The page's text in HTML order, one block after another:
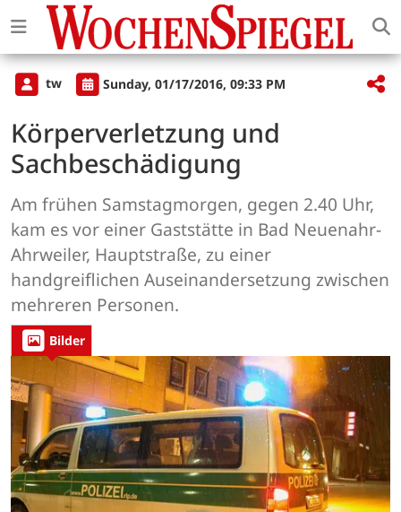
tw Sunday, 01/17/2016, 09:33 PM
Körperverletzung und
Sachbeschädigung
Am frühen Samstagmorgen, gegen 2.40 Uhr,
kam es vor einer Gaststätte in Bad Neuenahr-
Ahrweiler, Hauptstraße, zu einer
handgreiflichen Auseinandersetzung zwischen
mehreren Personen.
Bilder